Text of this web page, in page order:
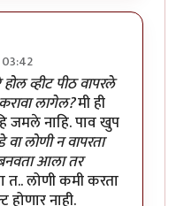
व्हीट पीठ वापरले
लागेल?मी ही
जमले नाहि. पाव खुप
लोणी न वापरता
बनवता आला तर
त.. लोणी कमी करता